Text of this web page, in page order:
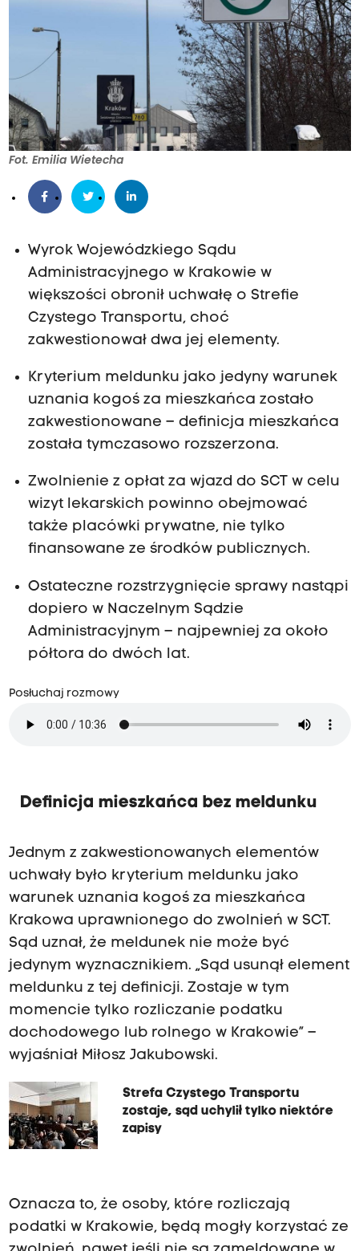
Fot. Emilia Wietecha
Wyrok Wojewódzkiego Sądu
Administracyjnego w Krakowie w
większości obronił uchwałę o Strefie
Czystego Transportu, choć
zakwestionował dwa jej elementy.
Kryterium meldunku jako jedyny warunek
uznania kogoś za mieszkańca zostało
zakwestionowane – definicja mieszkańca
została tymczasowo rozszerzona.
Zwolnienie z opłat za wjazd do SCT w celu
wizyt lekarskich powinno obejmować
także placówki prywatne, nie tylko
finansowane ze środków publicznych.
Ostateczne rozstrzygnięcie sprawy nastąpi
dopiero w Naczelnym Sądzie
Administracyjnym – najpewniej za około
półtora do dwóch lat.
Posłuchaj rozmowy
Definicja mieszkańca bez meldunku
Jednym z zakwestionowanych elementów
uchwały było kryterium meldunku jako
warunek uznania kogoś za mieszkańca
Krakowa uprawnionego do zwolnień w SCT.
Sąd uznał, że meldunek nie może być
jedynym wyznacznikiem. „Sąd usunął element
meldunku z tej definicji. Zostaje w tym
momencie tylko rozliczanie podatku
dochodowego lub rolnego w Krakowie” –
wyjaśniał Miłosz Jakubowski.
Strefa Czystego Transportu
zostaje, sąd uchylił tylko niektóre
zapisy
Oznacza to, że osoby, które rozliczają
podatki w Krakowie, będą mogły korzystać ze